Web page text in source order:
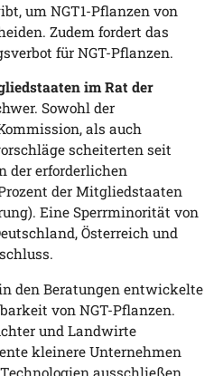
um NGT1-Pflanzen von
Zudem fordert das
für NGT-Pflanzen.
im Rat der
Sowohl der
als auch
scheiterten seit
der erforderlichen
der Mitgliedstaaten
Eine Sperrminorität von
Österreich und
den Beratungen entwickelte
von NGT-Pflanzen.
und Landwirte
kleinere Unternehmen
ausschließen